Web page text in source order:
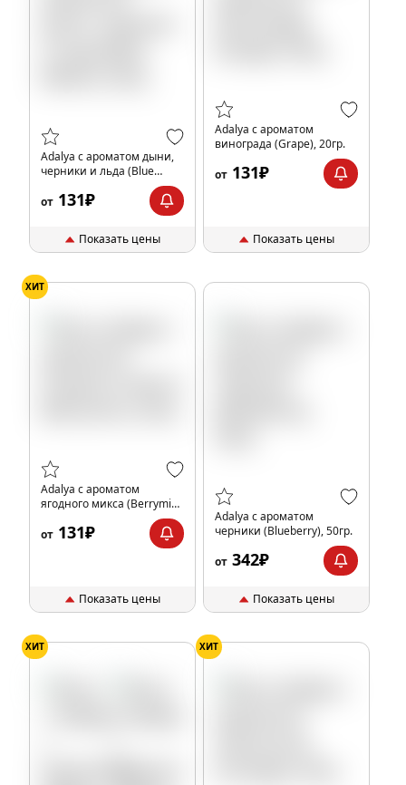
Adalya с ароматом дыни,
черники и льда (Blue
от 131₽
Показать цены
Adalya с ароматом
винограда (Grape), 20гр.
от 131₽
Показать цены
ХИТ
Adalya с ароматом
ягодного микса (Berrymix),
от 131₽
Показать цены
Adalya с ароматом
черники (Blueberry), 50гр.
от 342₽
Показать цены
ХИТ ХИТ